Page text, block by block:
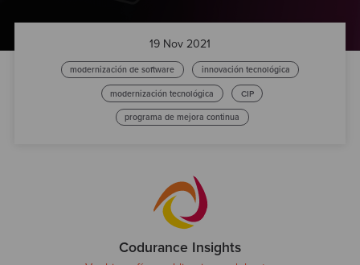
19 Nov 2021
modernización de software innovación tecnológica
modernización tecnológica CIP
programa de mejora continua
Codurance Insights